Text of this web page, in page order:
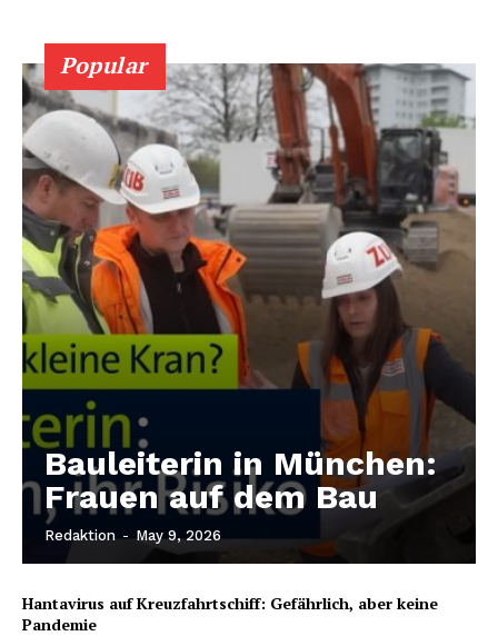
Popular
Bauleiterin in München:
Frauen auf dem Bau
Redaktion - May 9, 2026
Hantavirus auf Kreuzfahrtschiff: Gefährlich, aber keine
Pandemie